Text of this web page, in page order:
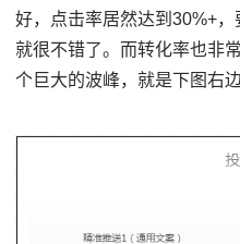
好，点击率居然达到30%+
就很不错了。而转化率也非
个巨大的波峰，就是下图右